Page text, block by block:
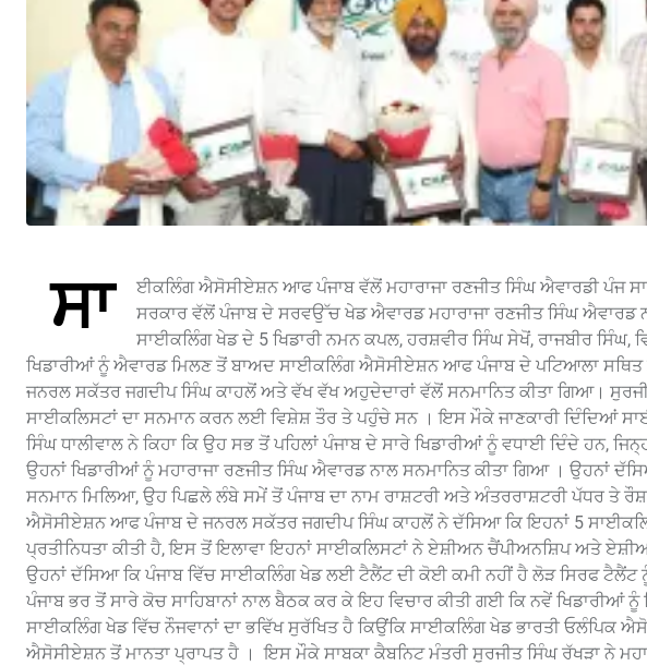
ਸਾ
ਈਕਲਿੰਗ ਐਸੋਸੀਏਸ਼ਨ ਆਫ ਪੰਜਾਬ ਵੱਲੋਂ ਮਹਾਰਾਜਾ ਰਣਜੀਤ ਸਿੰਘ ਐਵਾਰਡੀ ਪੰਜ
ਸਰਕਾਰ ਵੱਲੋਂ ਪੰਜਾਬ ਦੇ ਸਰਵਉੱਚ ਖੇਡ ਐਵਾਰਡ ਮਹਾਰਾਜਾ ਰਣਜੀਤ ਸਿੰਘ ਐਵਾਰਡ
ਸਾਈਕਲਿੰਗ ਖੇਡ ਦੇ 5 ਖਿਡਾਰੀ ਨਮਨ ਕਪਲ, ਹਰਸ਼ਵੀਰ ਸਿੰਘ ਸੇਖੋਂ, ਰਾਜਬੀਰ
ਖਿਡਾਰੀਆਂ ਨੂੰ ਐਵਾਰਡ ਮਿਲਣ ਤੋਂ ਬਾਅਦ ਸਾਈਕਲਿੰਗ ਐਸੋਸੀਏਸ਼ਨ ਆਫ ਪੰਜਾਬ ਦੇ ਪਟਿਆਲਾ ਸਥਿਤ
ਜਨਰਲ ਸਕੱਤਰ ਜਗਦੀਪ ਸਿੰਘ ਕਾਹਲੋਂ ਅਤੇ ਵੱਖ ਵੱਖ ਅਹੁਦੇਦਾਰਾਂ ਵੱਲੋਂ ਸਨਮਾਨਿਤ ਕੀਤਾ ਗਿਆ।
ਸਾਈਕਲਿਸਟਾਂ ਦਾ ਸਨਮਾਨ ਕਰਨ ਲਈ ਵਿਸ਼ੇਸ਼ ਤੌਰ ਤੇ ਪਹੁੰਚੇ ਸਨ । ਇਸ ਮੌਕੇ ਜਾਣਕਾਰੀ ਦਿੰਦਿਆਂ
ਸਿੰਘ ਧਾਲੀਵਾਲ ਨੇ ਕਿਹਾ ਕਿ ਉਹ ਸਭ ਤੋਂ ਪਹਿਲਾਂ ਪੰਜਾਬ ਦੇ ਸਾਰੇ ਖਿਡਾਰੀਆਂ ਨੂੰ ਵਧਾਈ ਦਿੰਦੇ ਹਨ,
ਉਹਨਾਂ ਖਿਡਾਰੀਆਂ ਨੂੰ ਮਹਾਰਾਜਾ ਰਣਜੀਤ ਸਿੰਘ ਐਵਾਰਡ ਨਾਲ ਸਨਮਾਨਿਤ ਕੀਤਾ ਗਿਆ । ਉਹਨਾਂ
ਸਨਮਾਨ ਮਿਲਿਆ, ਉਹ ਪਿਛਲੇ ਲੰਬੇ ਸਮੇਂ ਤੋਂ ਪੰਜਾਬ ਦਾ ਨਾਮ ਰਾਸ਼ਟਰੀ ਅਤੇ ਅੰਤਰਰਾਸ਼ਟਰੀ ਪੱਧਰ ਤੇ
ਐਸੋਸੀਏਸ਼ਨ ਆਫ ਪੰਜਾਬ ਦੇ ਜਨਰਲ ਸਕੱਤਰ ਜਗਦੀਪ ਸਿੰਘ ਕਾਹਲੋਂ ਨੇ ਦੱਸਿਆ ਕਿ ਇਹਨਾਂ 5
ਪ੍ਰਤੀਨਿਧਤਾ ਕੀਤੀ ਹੈ, ਇਸ ਤੋਂ ਇਲਾਵਾ ਇਹਨਾਂ ਸਾਈਕਲਿਸਟਾਂ ਨੇ ਏਸ਼ੀਅਨ ਚੈਂਪੀਅਨਸ਼ਿਪ ਅਤੇ
ਉਹਨਾਂ ਦੱਸਿਆ ਕਿ ਪੰਜਾਬ ਵਿੱਚ ਸਾਈਕਲਿੰਗ ਖੇਡ ਲਈ ਟੈਲੈਂਟ ਦੀ ਕੋਈ ਕਮੀ ਨਹੀਂ ਹੈ ਲੋੜ ਸਿਰਫ ਟੈਲੈਂਟ ਨੂੰ
ਪੰਜਾਬ ਭਰ ਤੋਂ ਸਾਰੇ ਕੋਚ ਸਾਹਿਬਾਨਾਂ ਨਾਲ ਬੈਠਕ ਕਰ ਕੇ ਇਹ ਵਿਚਾਰ ਕੀਤੀ ਗਈ ਕਿ ਨਵੇਂ ਖਿਡਾਰੀਆਂ
ਸਾਈਕਲਿੰਗ ਖੇਡ ਵਿੱਚ ਨੌਜਵਾਨਾਂ ਦਾ ਭਵਿੱਖ ਸੁਰੱਖਿਤ ਹੈ ਕਿਉਂਕਿ ਸਾਈਕਲਿੰਗ ਖੇਡ ਭਾਰਤੀ ਓਲੰਪਿਕ
ਐਸੋਸੀਏਸ਼ਨ ਤੋਂ ਮਾਨਤਾ ਪ੍ਰਾਪਤ ਹੈ । ਇਸ ਮੌਕੇ ਸਾਬਕਾ ਕੈਬਨਿਟ ਮੰਤਰੀ ਸੁਰਜੀਤ ਸਿੰਘ ਰੱਖੜਾ ਨੇ